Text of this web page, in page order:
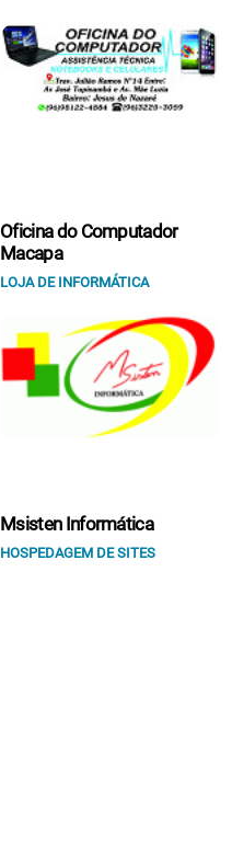
Oficina do Computador
Macapa
LOJA DE INFORMÁTICA
Msisten Informática
HOSPEDAGEM DE SITES